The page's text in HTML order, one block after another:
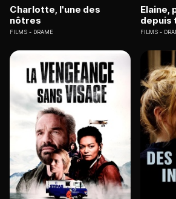
Charlotte, l'une des
nôtres
FILMS DRAME
Elaine,
depuis
FILMS